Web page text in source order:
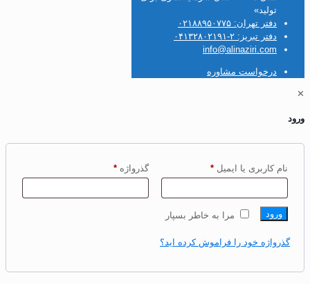
تولید»
دفتر تهران: ۰۲۱۸۸۹۵۰۷۷۵
دفتر تبریز: ۲-۰۴۱۳۲۸۰۲۱۹۱
info@alinaziri.com
درخواست مشاوره
نام کاربری یا ایمیل*الزامی گذرواژه* الزامی
مرا به خاطر بسپار ورود
گذرواژه خود را فراموش کرده اید؟